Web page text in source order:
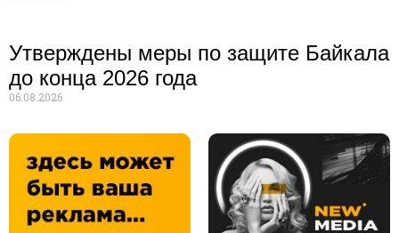
Утверждены меры по защите Байкала
до конца 2026 года
06.08.2026